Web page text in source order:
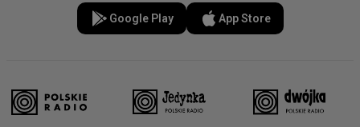
Google Play App Store